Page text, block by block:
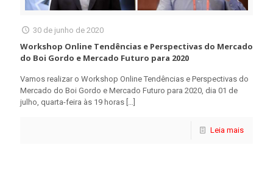
30 de junho de 2020
Workshop Online Tendências e Perspectivas do Mercado
do Boi Gordo e Mercado Futuro para 2020
Vamos realizar o Workshop Online Tendências e Perspectivas do
Mercado do Boi Gordo e Mercado Futuro para 2020, dia 01 de
julho, quarta-feira às 19 horas
Leia mais